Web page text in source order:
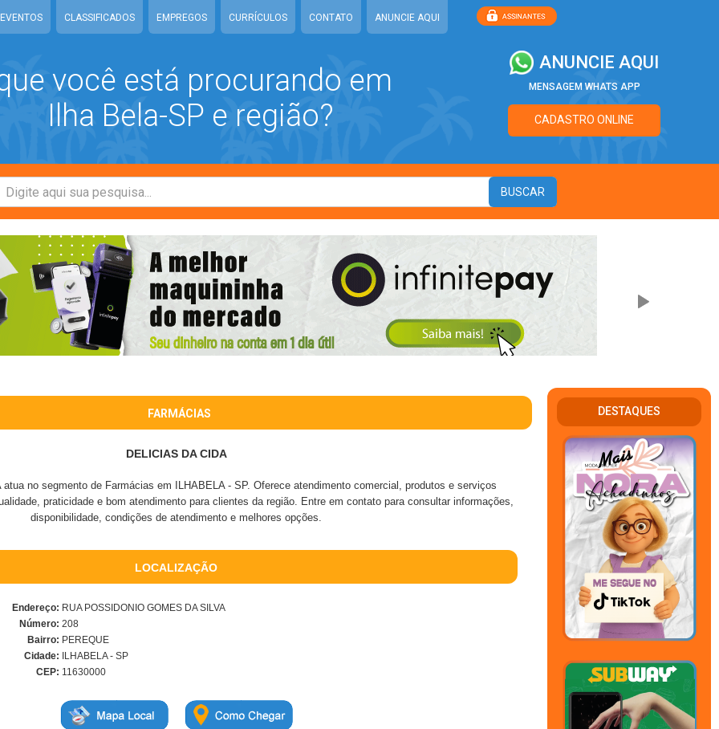
EVENTOS CLASSIFICADOS EMPREGOS CURRÍCULOS CONTATO ANUNCIE AQUI
você está procurando em
Ilha Bela-SP e região?
ANUNCIE AQUI
MENSAGEM WHATS APP
CADASTRO ONLINE
FARMÁCIAS
DELICIAS DA CIDA
no segmento de Farmácias em ILHABELA - SP. Oferece atendimento comercial, produtos e serviços
praticidade e bom atendimento para clientes da região. Entre em contato para consultar informações,
disponibilidade, condições de atendimento e melhores opções.
LOCALIZAÇÃO
Endereço: RUA POSSIDONIO GOMES DA SILVA
Número: 208
Bairro: PEREQUE
Cidade: ILHABELA - SP
CEP: 11630000
DESTAQUES